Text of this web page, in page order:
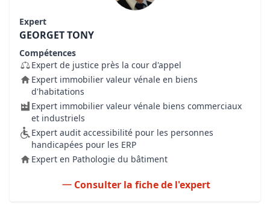
Expert
GEORGET TONY
Compétences
Expert de justice près la cour d'appel
Expert immobilier valeur vénale en biens
d'habitations
Expert immobilier valeur vénale biens commerciaux
et industriels
Expert audit accessibilité pour les personnes
handicapées pour les ERP
Expert en Pathologie du bâtiment
Consulter la fiche de l'expert